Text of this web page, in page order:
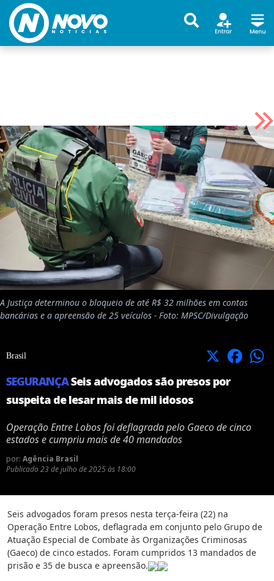
A Justiça determinou o bloqueio de até R$ 32 milhões em contas
bancárias e a apreensão de 25 veículos - Foto: MPSC/Divulgação
Brasil X Facebook
SEGURANÇASeis advogados são presos por
suspeita de lesar mais de mil idosos
Operação Entre Lobos foi deflagrada pelo Gaeco de cinco
estados e cumpriu mais de 40 mandados
por: Agência Brasil
Publicado 23 de julho de 2025 às 18:00
Seis advogados foram presos nesta terça-feira (22) na
Operação Entre Lobos, deflagrada em conjunto pelo Grupo de
Atuação Especial de Combate às Organizações Criminosas
(Gaeco) de cinco estados. Foram cumpridos 13 mandados de
prisão e 35 de busca e apreensão.